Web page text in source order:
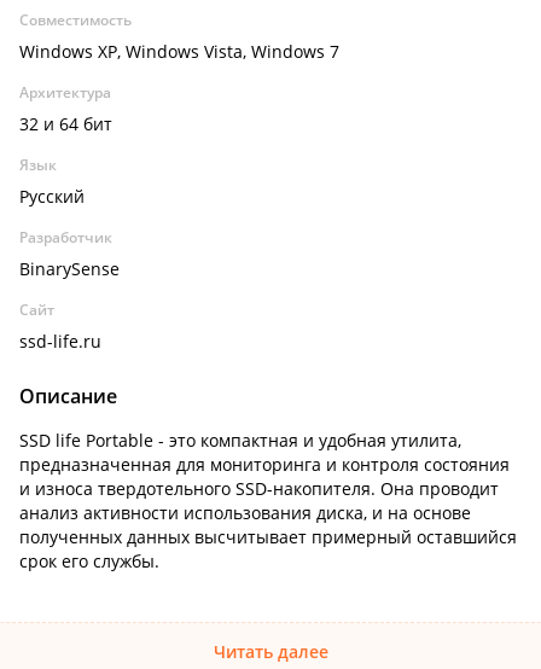
Совместимость
Windows XP, Windows Vista, Windows 7
Архитектура
32 и 64 бит
Язык
Русский
Разработчик
BinarySense
Сайт
ssd-life.ru
Описание
SSD life Portable - это компактная и удобная утилита,
предназначенная для мониторинга и контроля состояния
и износа твердотельного SSD-накопителя. Она проводит
анализ активности использования диска, и на основе
полученных данных высчитывает примерный оставшийся
срок его службы.
Читать далее